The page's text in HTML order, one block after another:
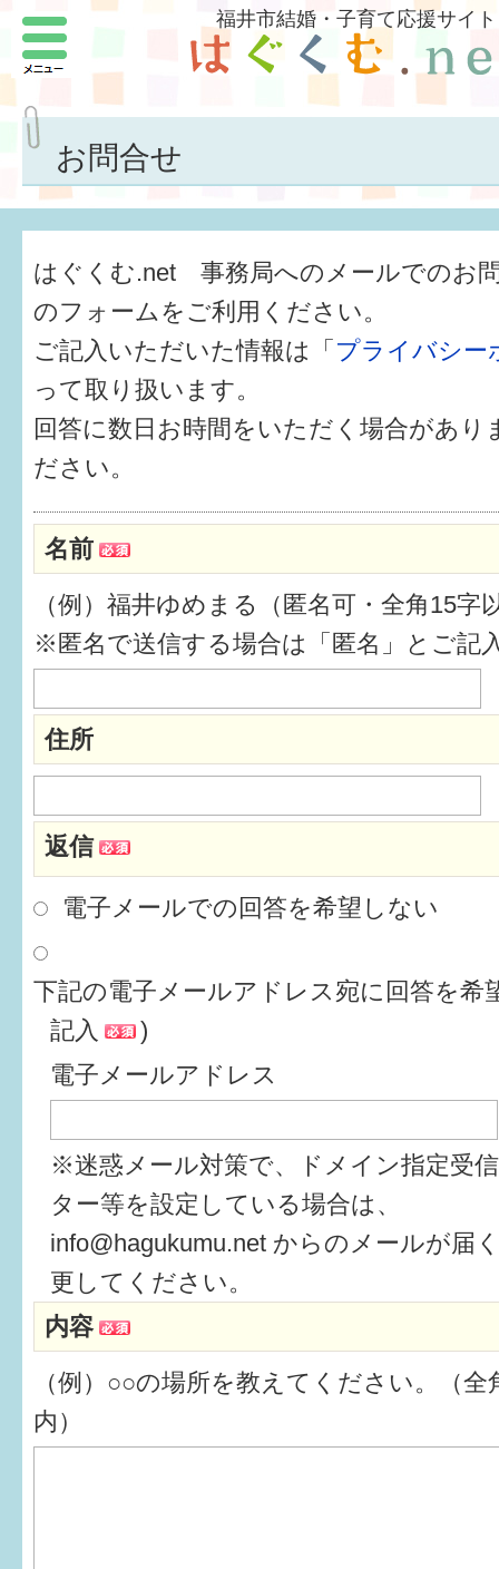
福井市結婚・子育て応援サイト
お問合せ
はぐくむ.net 事務局へのメールでのお
のフォームをご利用ください。
ご記入いただいた情報は「 プライバシー
って取り扱います。
回答に数日お時間をいただく場合があり
ださい。
名前
（例）福井ゆめまる（匿名可・全角15字
※匿名で送信する場合は「匿名」とご記
住所
返信
電子メールでの回答を希望しない
下記の電子メールアドレス宛に回答を希
記入
)
電子メールアドレス
※迷惑メール対策で、ドメイン指定受
ター等を設定している場合は、
info@hagukumu.net からのメールが届
更してください。
内容
（例）○○の場所を教えてください。（全
内）
メニュー
結婚したい
子どもがほしい
福井の子育て環境
子どもを育てよう
もしものときの緊急連絡先
届出・手当・助成
健診・予防接種
仲間づくり・遊び場
子どもを預けたい
入園・入学
相談したい
さまざまな支援
子育てカレンダー
妊娠
3か月〜6か月
6か月〜1歳
1歳〜3歳
3歳〜就学前
就学後〜
子育てマップ
イベントレポート
なるほどコラム
メールマガジン